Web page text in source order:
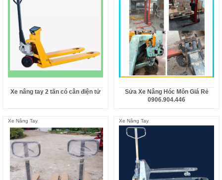
Xe nâng tay 2 tấn có cân điện tử
Sửa Xe Nâng Hóc Môn Giá Rẻ
0906.904.446
Xe Nâng Tay Xe Nâng Tay